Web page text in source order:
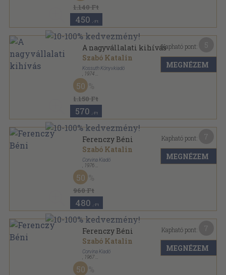
1.140 Ft
450 ,-Ft
A nagyvállalati kihívás
Szabó Katalin
Kossuth Könyvkiadó
1974
Ragasztott papírkötés
1.150 Ft
50
570 ,-Ft
Kapható pont:
MEGNÉZEM
Ferenczy Béni
Szabó Katalin
Corvina Kiadó
1976
Fűzött papírkötés
A művészet kiskönyvtára sorozat
960 Ft
50
480 ,-Ft
Kapható pont:
MEGNÉZEM
Ferenczy Béni
Szabó Katalin
Corvina Kiadó
1967
Fűzött papírkötés
A művészet kiskönyvtára sorozat
50
Kapható pont:
MEGNÉZEM